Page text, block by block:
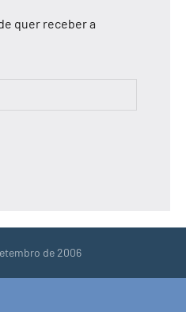
quer receber a
de 2006